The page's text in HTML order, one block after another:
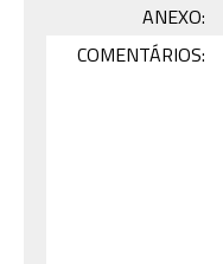
ANEXO:
COMENTÁRIOS: